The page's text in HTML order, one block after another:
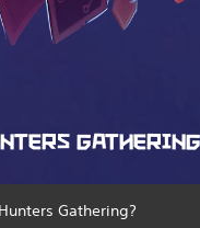
Gathering?